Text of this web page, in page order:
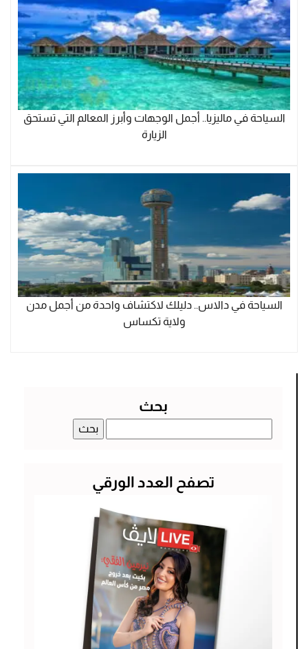
السياحة في ماليزيا.. أجمل الوجهات وأبرز المعالم التي تستحق
الزيارة
السياحة في دالاس.. دليلك لاكتشاف واحدة من أجمل مدن
ولاية تكساس
بحث
عن:
تصفح العدد الورقي